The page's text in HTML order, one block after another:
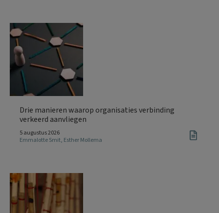
Drie manieren waarop organisaties verbinding
verkeerd aanvliegen
5 augustus 2026
Emmalotte Smit, Esther Mollema